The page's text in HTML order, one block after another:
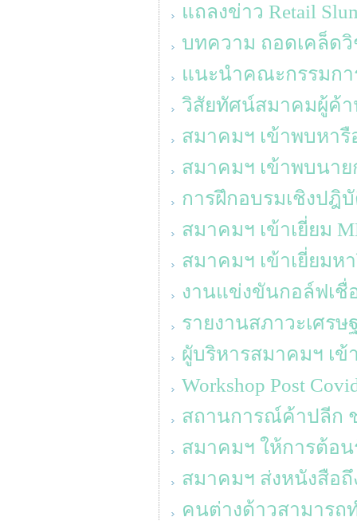
แถลงข่าว Retail
บทความ ถอดเคล็ดวิ
แนะนำคณะกรรมกา
วิสัยทัศน์สมาคมผู้ค้า
สมาคมฯ เข้าพบหารื
สมาคมฯ เข้าพบนาย
การฝึกอบรมเชิงปฎิ
สมาคมฯ เข้าเยี่ยม
สมาคมฯ เข้าเยี่ยมหา
งานแข่งขันกอล์ฟเชื่
รายงานสภาวะเศรษ
ผูับริหารสมาคมฯ เข้
Workshop Post
สถานการณ์ค้าปลีก
สมาคมฯ ให้การต้อ
สมาคมฯ ส่งหนังสือถึ
คนต่างด้าวสามารถ